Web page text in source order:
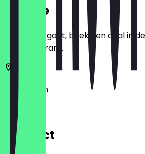
Locatie
Voordat je gaat, boek een deal in
het restaurant.
Londen
Contact